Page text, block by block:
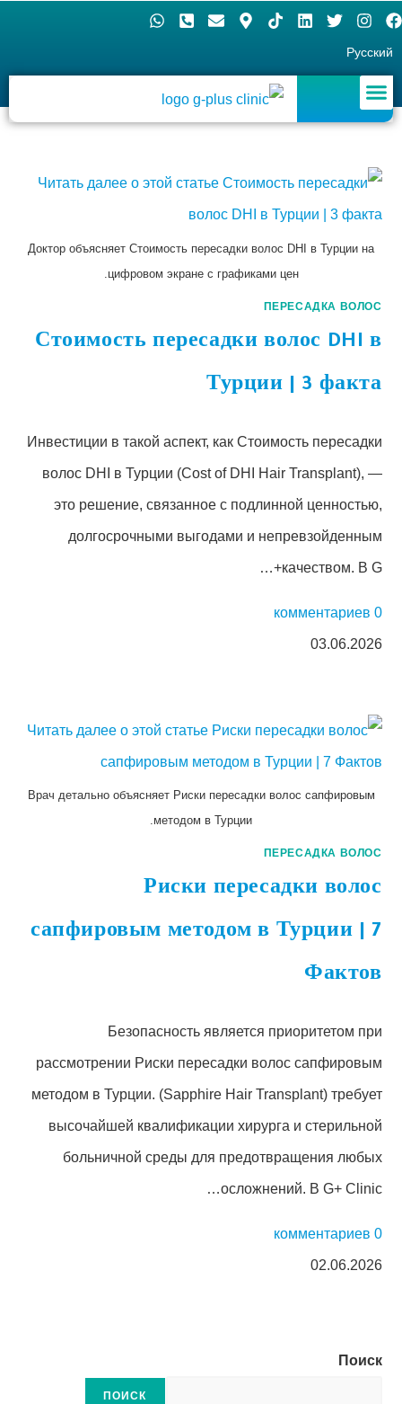
Русский
Доктор объясняет Стоимость пересадки волос DHI в Турции на
цифровом экране с графиками цен.
ПЕРЕСАДКА ВОЛОС
Стоимость пересадки волос DHI в
Турции | 3 факта
Инвестиции в такой аспект, как Стоимость пересадки
волос DHI в Турции (Cost of DHI Hair Transplant), —
это решение, связанное с подлинной ценностью,
долгосрочными выгодами и непревзойденным
качеством. В G+…
0 комментариев
03.06.2026
Врач детально объясняет Риски пересадки волос сапфировым
методом в Турции.
ПЕРЕСАДКА ВОЛОС
Риски пересадки волос
сапфировым методом в Турции | 7
Фактов
Безопасность является приоритетом при
рассмотрении Риски пересадки волос сапфировым
методом в Турции. (Sapphire Hair Transplant) требует
высочайшей квалификации хирурга и стерильной
больничной среды для предотвращения любых
осложнений. В G+ Clinic…
0 комментариев
02.06.2026
Поиск
ПОИСК